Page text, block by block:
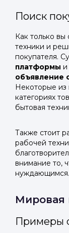
Поиск
Как только
техники и
покупателя.
платформы и
объявление
Некоторые из
категориях
бытовая
Также стоит
рабочей
внимание то,
нуждающимся.
Мировая
Примеры